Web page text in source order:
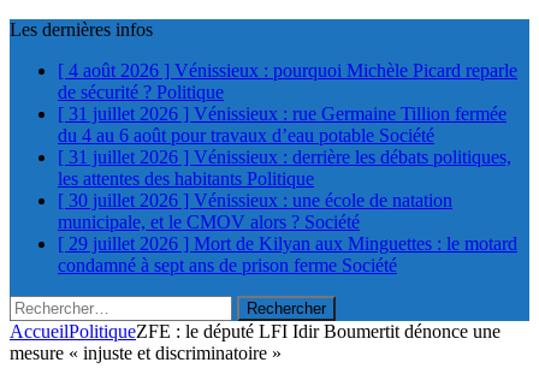
Les dernières infos
[ 4 août 2026 ] Vénissieux : pourquoi Michèle Picard reparle
de sécurité ? Politique
[ 31 juillet 2026 ] Vénissieux : rue Germaine Tillion fermée
du 4 au 6 août pour travaux d’eau potable Société
[ 31 juillet 2026 ] Vénissieux : derrière les débats politiques,
les attentes des habitants Politique
[ 30 juillet 2026 ] Vénissieux : une école de natation
municipale, et le CMOV alors ? Société
[ 29 juillet 2026 ] Mort de Kilyan aux Minguettes : le motard
condamné à sept ans de prison ferme Société
Rechercher :
AccueilPolitiqueZFE : le député LFI Idir Boumertit dénonce une
mesure « injuste et discriminatoire »